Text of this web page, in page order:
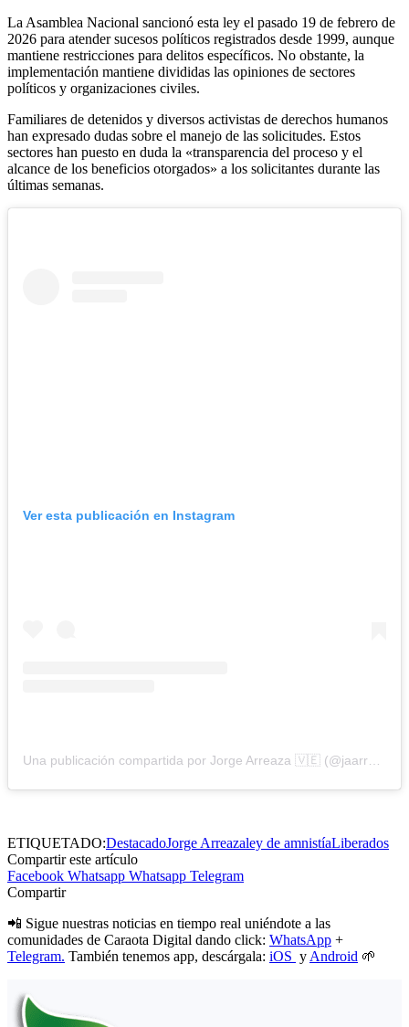
La Asamblea Nacional sancionó esta ley el pasado 19 de febrero de
2026 para atender sucesos políticos registrados desde 1999, aunque
mantiene restricciones para delitos específicos. No obstante, la
implementación mantiene divididas las opiniones de sectores
políticos y organizaciones civiles.
Familiares de detenidos y diversos activistas de derechos humanos
han expresado dudas sobre el manejo de las solicitudes. Estos
sectores han puesto en duda la «transparencia del proceso y el
alcance de los beneficios otorgados» a los solicitantes durante las
últimas semanas.
Ver esta publicación en Instagram
ETIQUETADO:DestacadoJorge Arreazaley de amnistíaLiberados
Compartir este artículo
Facebook Whatsapp Whatsapp Telegram
Compartir
📲 Sigue nuestras noticias en tiempo real uniéndote a las
comunidades de Caraota Digital dando click: WhatsApp +
Telegram. También tenemos app, descárgala: iOS y Android 🌱